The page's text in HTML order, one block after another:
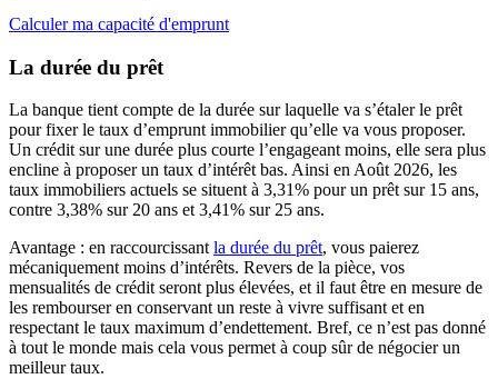
Calculer ma capacité d'emprunt
La durée du prêt
La banque tient compte de la durée sur laquelle va s’étaler le prêt
pour fixer le taux d’emprunt immobilier qu’elle va vous proposer.
Un crédit sur une durée plus courte l’engageant moins, elle sera plus
encline à proposer un taux d’intérêt bas. Ainsi en Août 2026, les
taux immobiliers actuels se situent à 3,31% pour un prêt sur 15 ans,
contre 3,38% sur 20 ans et 3,41% sur 25 ans.
Avantage : en raccourcissant la durée du prêt, vous paierez
mécaniquement moins d’intérêts. Revers de la pièce, vos
mensualités de crédit seront plus élevées, et il faut être en mesure de
les rembourser en conservant un reste à vivre suffisant et en
respectant le taux maximum d’endettement. Bref, ce n’est pas donné
à tout le monde mais cela vous permet à coup sûr de négocier un
meilleur taux.